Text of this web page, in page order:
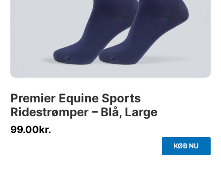
Premier Equine Sports
Ridestrømper – Blå, Large
99.00kr.
KØB NU